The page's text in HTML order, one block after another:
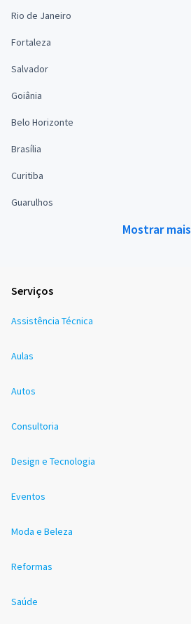
Rio de Janeiro
Fortaleza
Salvador
Goiânia
Belo Horizonte
Brasília
Curitiba
Guarulhos
Mostrar mais
Serviços
Assistência Técnica
Aulas
Autos
Consultoria
Design e Tecnologia
Eventos
Moda e Beleza
Reformas
Saúde